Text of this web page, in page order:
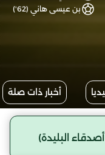
بن عيسى هاني (62')
أخبار ذات صلة
البليدة)